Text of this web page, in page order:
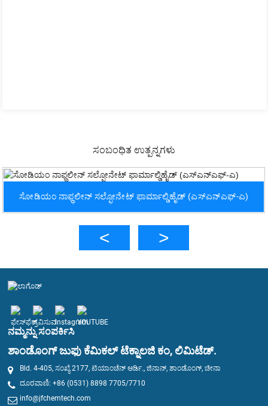
ಸಂಬಂಧಿತ ಉತ್ಪನ್ನಗಳು
ಸೋಡಿಯಂ ನಾಫ್ಥಲೀನ್ ಸಲ್ಫೋನೇಟ್ ಫಾರ್ಮಾಲ್ಡಿಹೈಡ್ (ಎಸ್‌ಎನ್‌ಎಫ್-ಎ)
ನಮ್ಮನ್ನು ಸಂಪರ್ಕಿಸಿ
ಶಾಂಡೊಂಗ್ ಜುಫು ಕೆಮಿಕಲ್ ಟೆಕ್ನಾಲಜಿ ಕಂ, ಲಿಮಿಟೆಡ್.
Bld. 4-405, ಸಂಖ್ಯೆ 2177, ಟಿಯಾಂಚೆನ್ ಆರ್ಡಿ., ಜಿನಾನ್, ಶಾಂಡೊಂಗ್, ಚೀನಾ
ದೂರವಾಣಿ: +86 (0531) 8898 7705/7710
info@jfchemtech.com